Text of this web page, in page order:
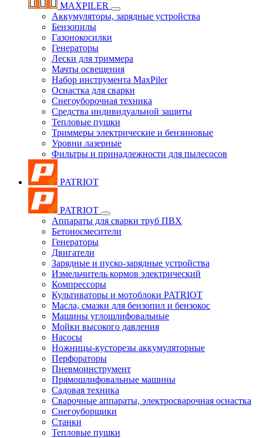
MAXPILER
Аккумуляторы, зарядные устройства
Бензопилы
Газонокосилки
Генераторы
Лески для триммера
Мачты освещения
Набор инструмента MaxPiler
Оснастка для сварки
Снегоуборочная техника
Средства индивидуальной защиты
Тепловые пушки
Триммеры электрические и бензиновые
Уровни лазерные
Фильтры и принадлежности для пылесосов
PATRIOT
PATRIOT
Аппараты для сварки труб ПВХ
Бетоносмесители
Генераторы
Двигатели
Зарядные и пуско-зарядные устройства
Измельчитель кормов электрический
Компрессоры
Культиваторы и мотоблоки PATRIOT
Масла, смазки для бензопил и бензокос
Машины углошлифовальные
Мойки высокого давления
Насосы
Ножницы-кусторезы аккумуляторные
Перфораторы
Пневмоинструмент
Прямошлифовальные машины
Садовая техника
Сварочные аппараты, электросварочная оснастка
Снегоуборщики
Станки
Тепловые пушки